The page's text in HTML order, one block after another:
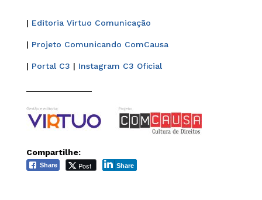
| Editoria Virtuo Comunicação
| Projeto Comunicando ComCausa
| Portal C3 | Instagram C3 Oficial
Compartilhe:
Share Post Share